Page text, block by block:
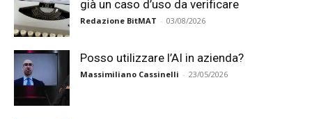
già un caso d’uso da verificare
Redazione BitMAT - 03/08/2026
Posso utilizzare l’AI in azienda?
Massimiliano Cassinelli - 23/05/2026